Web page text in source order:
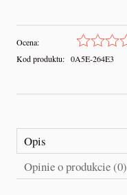
Ocena:
Kod produktu: 0A5E-264E3
Opis
Opinie o produkcie (0)